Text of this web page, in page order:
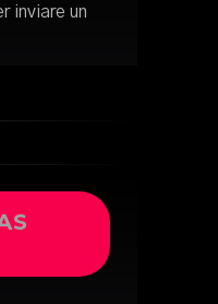
inviare un